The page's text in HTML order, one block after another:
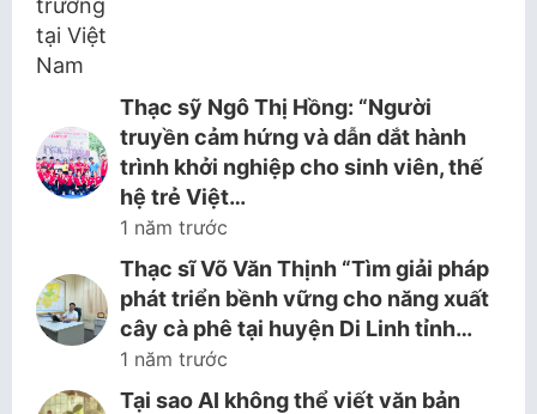
Thạc sỹ Ngô Thị Hồng: “Người
truyền cảm hứng và dẫn dắt hành
trình khởi nghiệp cho sinh viên, thế
hệ trẻ Việt…
1 năm trước
Thạc sĩ Võ Văn Thịnh “Tìm giải pháp
phát triển bềnh vững cho năng xuất
cây cà phê tại huyện Di Linh tỉnh…
1 năm trước
Tại sao AI không thể viết văn bản